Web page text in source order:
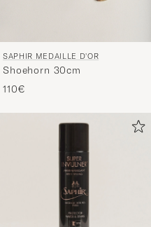
SAPHIR MEDAILLE D'OR
Shoehorn 30cm
110€